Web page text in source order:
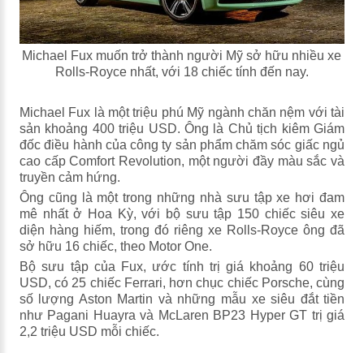
Michael Fux muốn trở thành người Mỹ sở hữu nhiều xe
Rolls-Royce nhất, với 18 chiếc tính đến nay.
Michael Fux là một triệu phú Mỹ ngành chăn nệm với tài
sản khoảng 400 triệu USD. Ông là Chủ tịch kiêm Giám
đốc điều hành của công ty sản phẩm chăm sóc giấc ngủ
cao cấp Comfort Revolution, một người đầy màu sắc và
truyền cảm hứng.
Ông cũng là một trong những nhà sưu tập xe hơi đam
mê nhất ở Hoa Kỳ, với bộ sưu tập 150 chiếc siêu xe
diện hàng hiếm, trong đó riêng xe Rolls-Royce ông đã
sở hữu 16 chiếc, theo Motor One.
Bộ sưu tập của Fux, ước tính trị giá khoảng 60 triệu
USD, có 25 chiếc Ferrari, hơn chục chiếc Porsche, cùng
số lượng Aston Martin và những mẫu xe siêu đắt tiền
như Pagani Huayra và McLaren BP23 Hyper GT trị giá
2,2 triệu USD mỗi chiếc.